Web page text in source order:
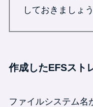
しておきましょ
作成したEFSスト
ファイルシステム名